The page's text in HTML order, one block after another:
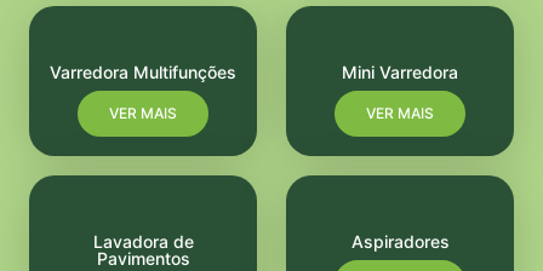
Varredora Multifunções
VER MAIS
Mini Varredora
VER MAIS
Lavadora de
Pavimentos
Aspiradores